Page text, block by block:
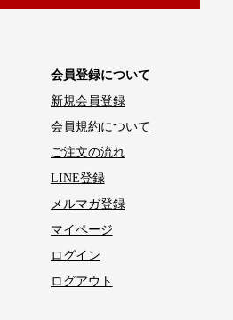
会員登録について
新規会員登録
会員規約について
ご注文の流れ
LINE登録
メルマガ登録
マイページ
ログイン
ログアウト